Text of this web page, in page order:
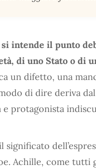
intende il punto
di uno Stato o di
un difetto, una
di dire deriva dal
protagonista
significato
Achille, come